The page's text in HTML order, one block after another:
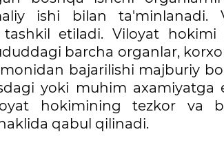
ishi bilan
etiladi. Viloyat
barcha organlar,
bajarilishi majburiy
yoki muhim
hokimining tezkor va
qabul qilinadi.